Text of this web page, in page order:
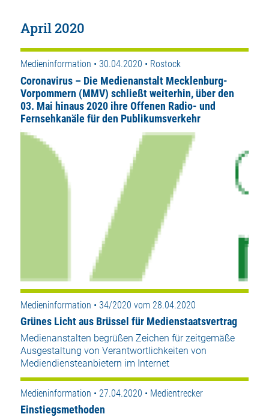
April 2020
Medieninformation • 30.04.2020 • Rostock
Coronavirus – Die Medienanstalt Mecklenburg-
Vorpommern (MMV) schließt weiterhin, über den
03. Mai hinaus 2020 ihre Offenen Radio- und
Fernsehkanäle für den Publikumsverkehr
Medieninformation • 34/2020 vom 28.04.2020
Grünes Licht aus Brüssel für Medienstaatsvertrag
Medienanstalten begrüßen Zeichen für zeitgemäße
Ausgestaltung von Verantwortlichkeiten von
Mediendiensteanbietern im Internet
Medieninformation • 27.04.2020 • Medientrecker
Einstiegsmethoden